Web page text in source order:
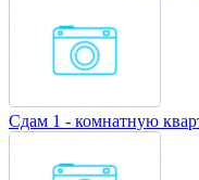
Сдам 1 - комнатную